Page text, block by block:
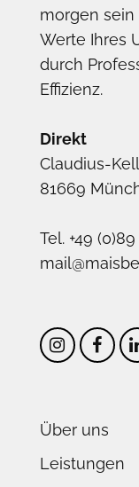
morgen sein
Werte Ihres
durch
Effizienz.
Direkt
Claudius-
81669
Tel. +49
Über uns
Leistungen